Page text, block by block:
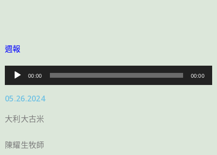
週報
訊
播
放
00:00 00:00
05.26.2024
大利大古米
陳耀生牧師